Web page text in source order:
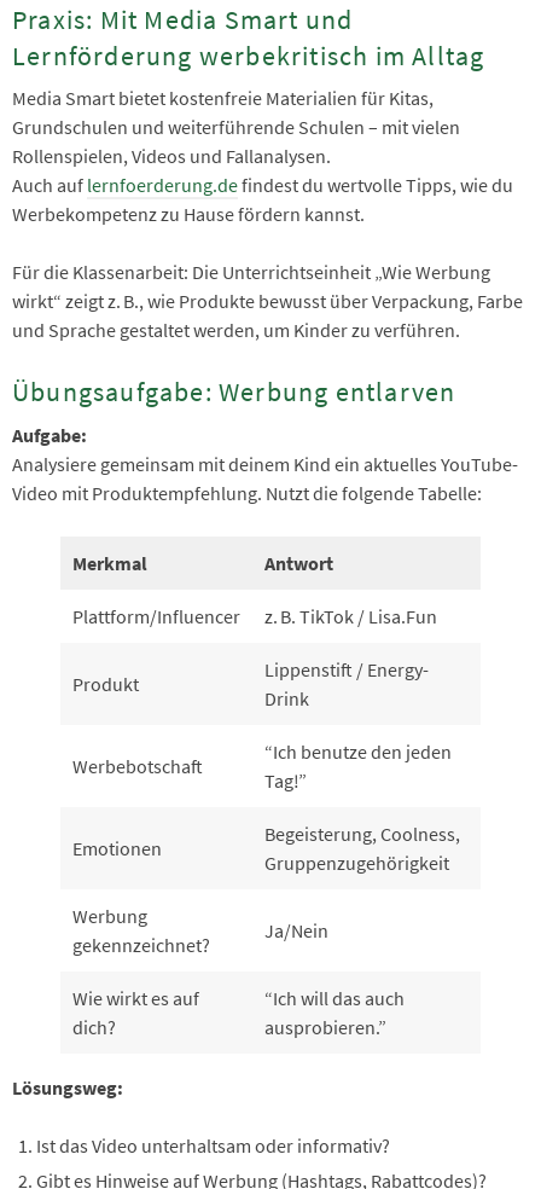
Praxis: Mit Media Smart und
Lernförderung werbekritisch im Alltag
Media Smart bietet kostenfreie Materialien für Kitas,
Grundschulen und weiterführende Schulen – mit vielen
Rollenspielen, Videos und Fallanalysen.
Auch auf lernfoerderung.defindest du wertvolle Tipps, wie du
Werbekompetenz zu Hause fördern kannst.
Für die Klassenarbeit: Die Unterrichtseinheit „Wie Werbung
wirkt“ zeigt z. B., wie Produkte bewusst über Verpackung, Farbe
und Sprache gestaltet werden, um Kinder zu verführen.
Übungsaufgabe: Werbung entlarven
Aufgabe:
Analysiere gemeinsam mit deinem Kind ein aktuelles YouTube-
Video mit Produktempfehlung. Nutzt die folgende Tabelle:
Merkmal Antwort
Plattform/Influencer z. B. TikTok / Lisa.Fun
Produkt
Lippenstift / Energy-
Drink
Werbebotschaft
“Ich benutze den jeden
Tag!”
Emotionen
Begeisterung, Coolness,
Gruppenzugehörigkeit
Werbung
gekennzeichnet?
Ja/Nein
Wie wirkt es auf
dich?
“Ich will das auch
ausprobieren.”
Lösungsweg:
Ist das Video unterhaltsam oder informativ?
Gibt es Hinweise auf Werbung (Hashtags, Rabattcodes)?